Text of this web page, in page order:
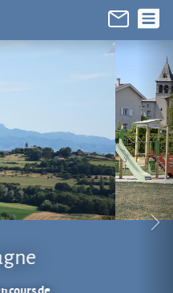
du village.